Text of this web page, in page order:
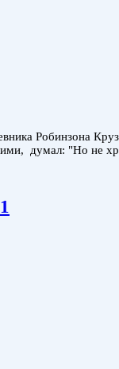
Робинзона
думал: "Но не